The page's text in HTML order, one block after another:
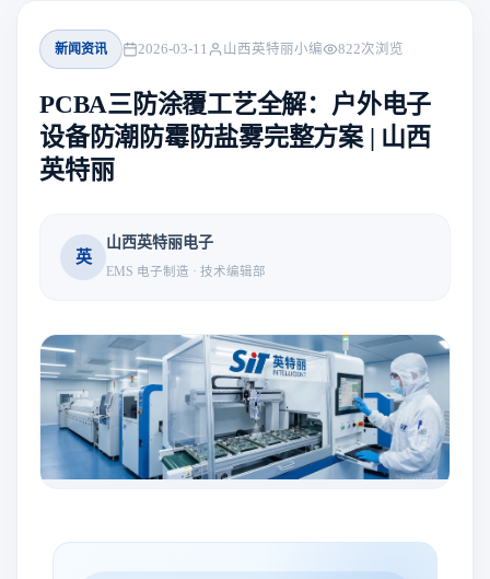
新闻资讯 2026-03-11 山西英特丽小编 822次浏览
PCBA三防涂覆工艺全解：户外电子
设备防潮防霉防盐雾完整方案 | 山西
英特丽
英
山西英特丽电子
EMS 电子制造 · 技术编辑部